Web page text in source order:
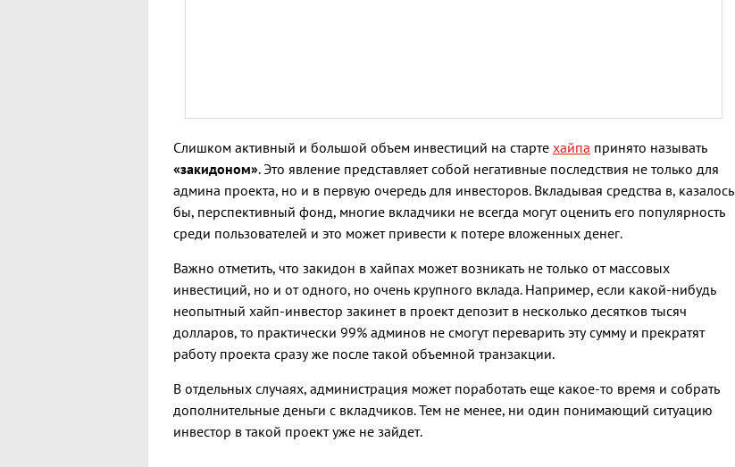
Слишком активный и большой объем инвестиций на старте хайпа принято называть
«закидоном». Это явление представляет собой негативные последствия не только для
админа проекта, но и в первую очередь для инвесторов. Вкладывая средства в, казалось
бы, перспективный фонд, многие вкладчики не всегда могут оценить его популярность
среди пользователей и это может привести к потере вложенных денег.
Важно отметить, что закидон в хайпах может возникать не только от массовых
инвестиций, но и от одного, но очень крупного вклада. Например, если какой-нибудь
неопытный хайп-инвестор закинет в проект депозит в несколько десятков тысяч
долларов, то практически 99% админов не смогут переварить эту сумму и прекратят
работу проекта сразу же после такой объемной транзакции.
В отдельных случаях, администрация может поработать еще какое-то время и собрать
дополнительные деньги с вкладчиков. Тем не менее, ни один понимающий ситуацию
инвестор в такой проект уже не зайдет.